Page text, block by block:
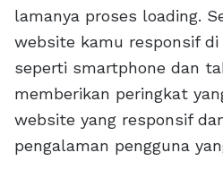
lamanya proses loading.
website kamu responsif di
seperti smartphone dan
memberikan peringkat
website yang responsif
pengalaman pengguna